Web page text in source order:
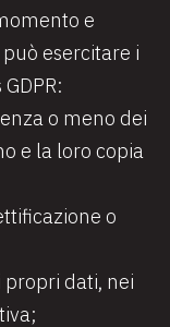
e
esercitare i
o meno dei
e la loro copia
o
dati, nei